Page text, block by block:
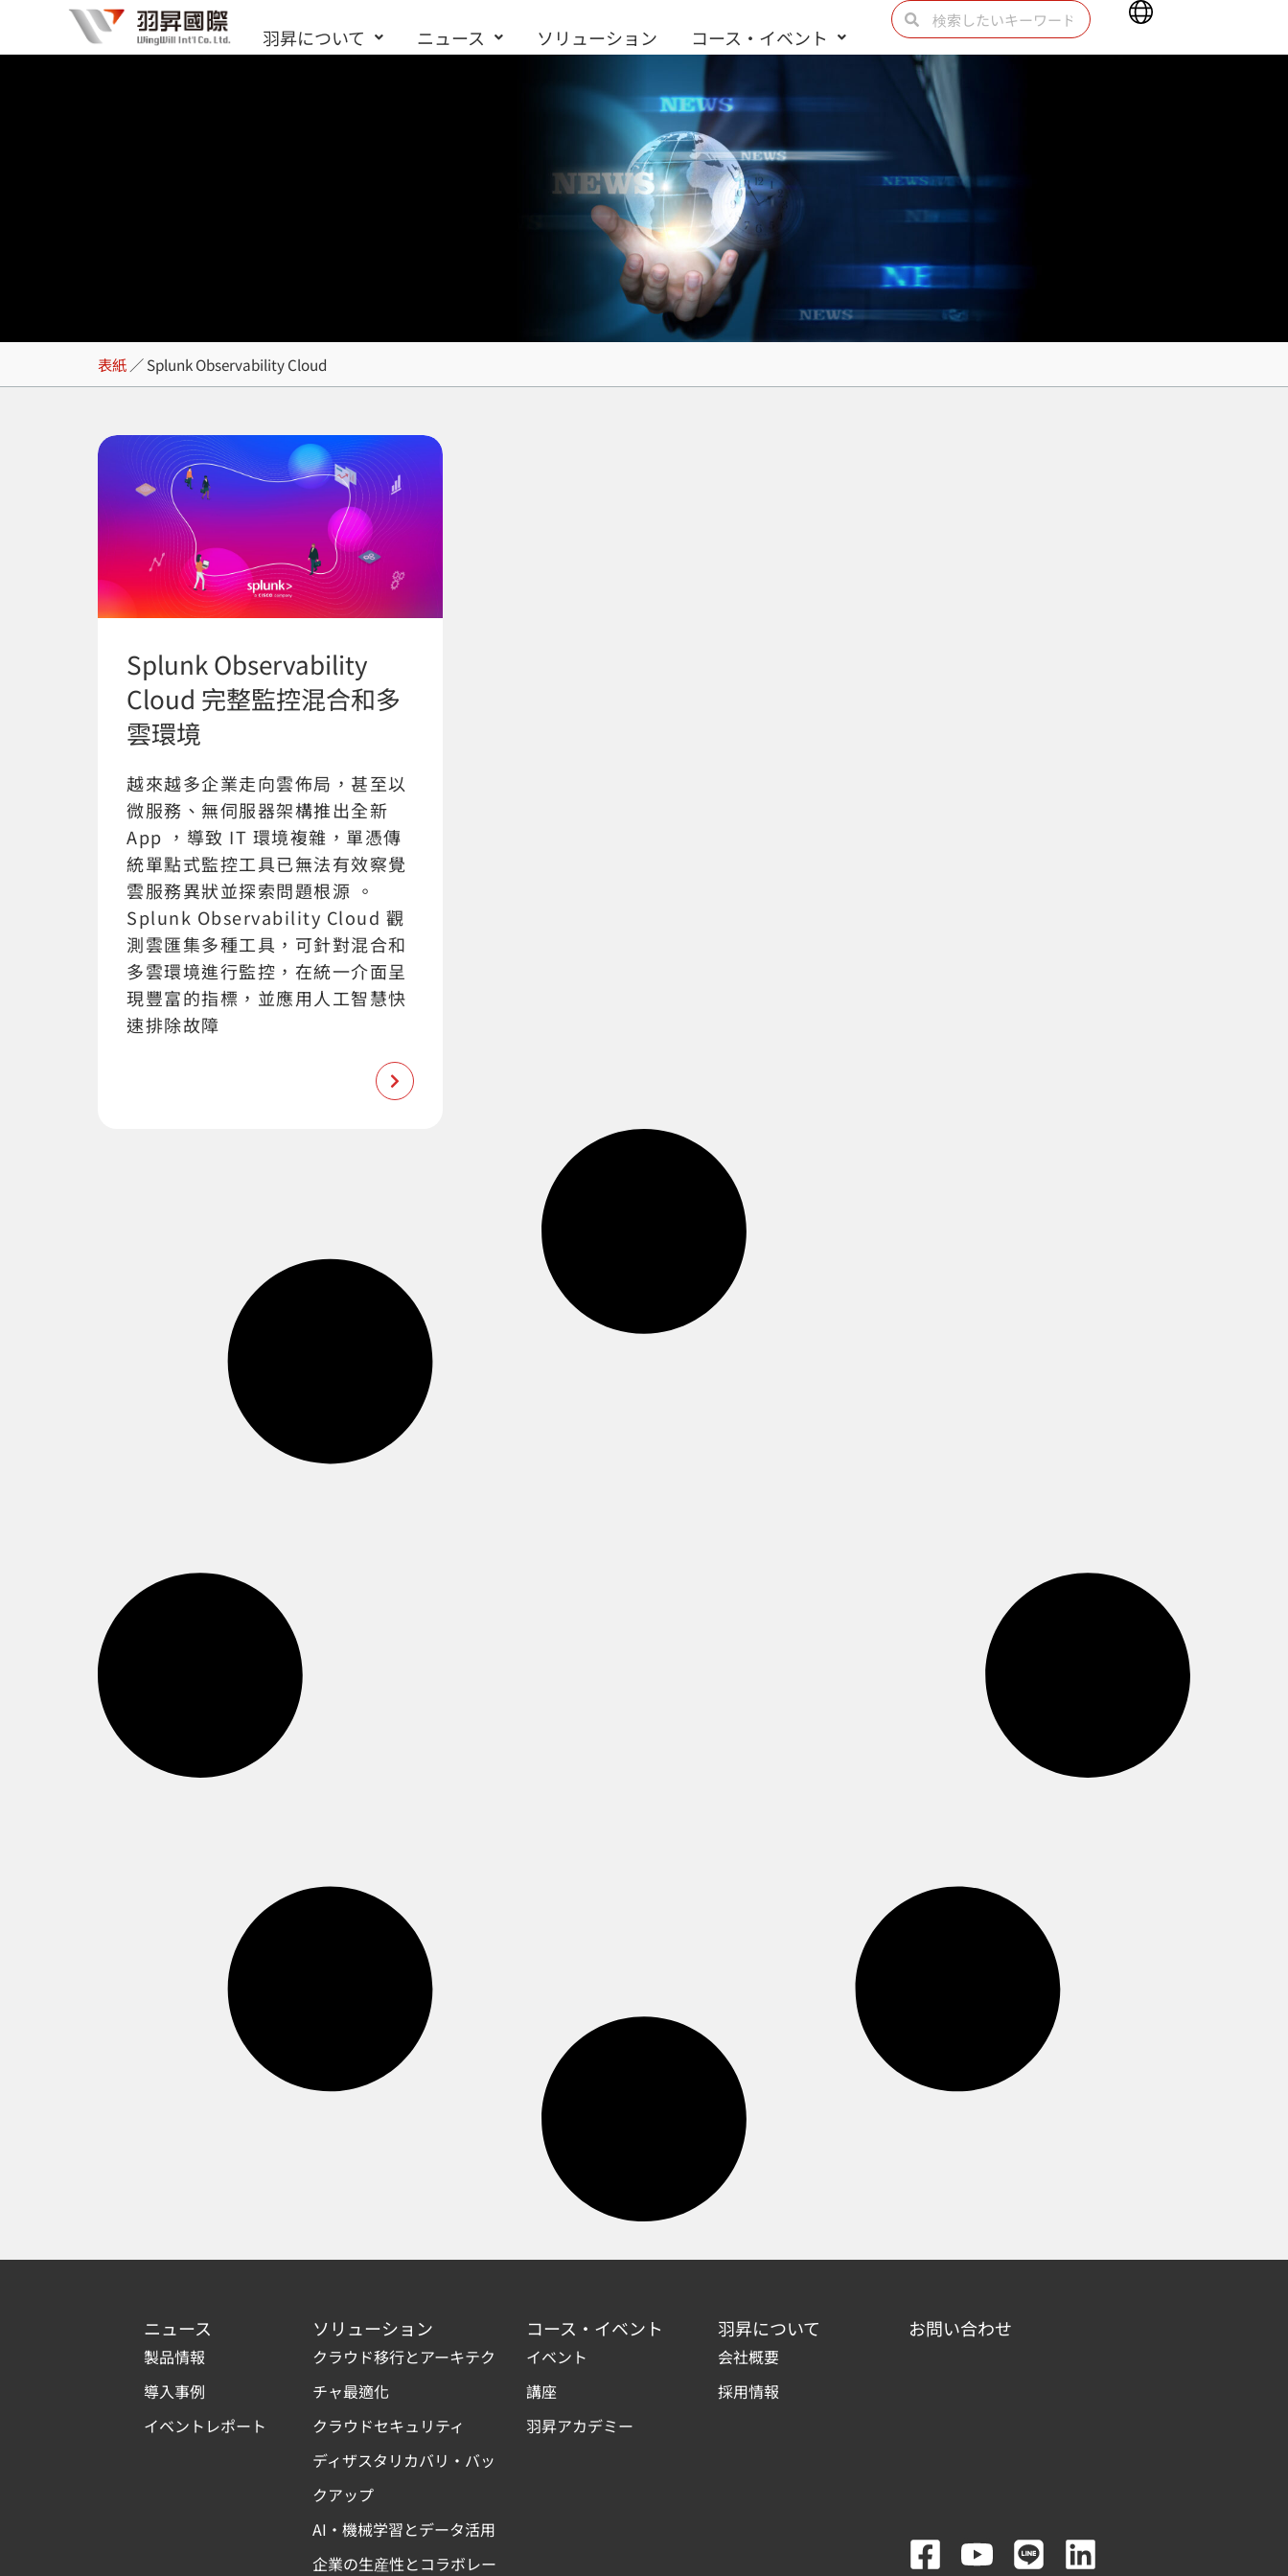
容
羽昇について ニュース ソリューション コース・イベント
検
索 索
Main
Menu
Splunk Observability Cloud
表紙 ／Splunk Observability Cloud
Splunk Observability
Cloud 完整監控混合和多
雲環境
越來越多企業走向雲佈局，甚至以
微服務、無伺服器架構推出全新
App ，導致 IT 環境複雜，單憑傳
統單點式監控工具已無法有效察覺
雲服務異狀並探索問題根源 。
Splunk Observability Cloud 觀
測雲匯集多種工具，可針對混合和
多雲環境進行監控，在統一介面呈
現豐富的指標，並應用人工智慧快
速排除故障
ニュース
製品情報
導入事例
イベントレポート
ソリューション
クラウド移行とアーキテク
チャ最適化
クラウドセキュリティ
ディザスタリカバリ・バッ
クアップ
AI・機械学習とデータ活用
企業の生産性とコラボレー
コース・イベント
イベント
講座
羽昇アカデミー
羽昇について
会社概要
採用情報
お問い合わせ
F Y L L